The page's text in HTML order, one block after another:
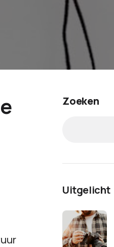
Zoeken
Uitgelicht